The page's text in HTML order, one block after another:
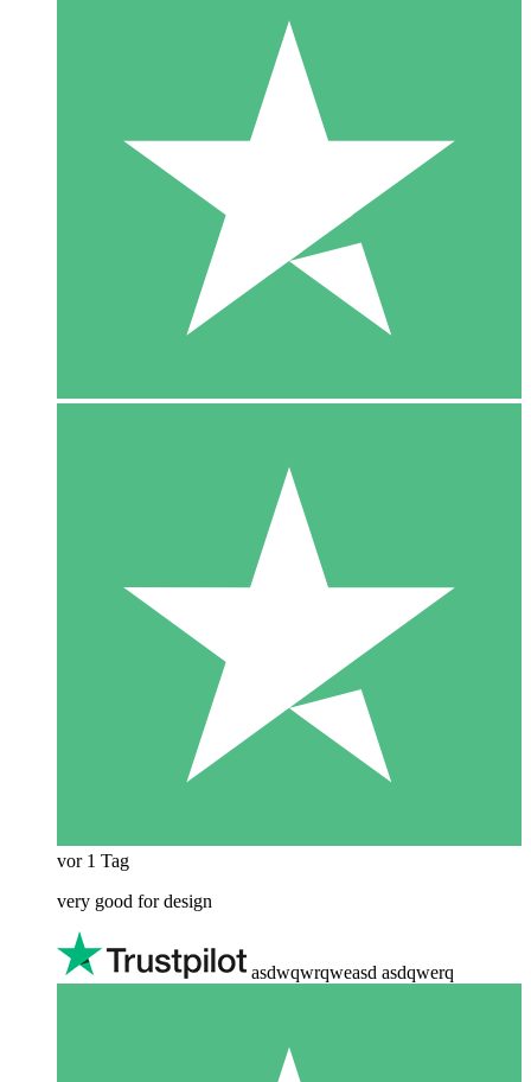
vor 1 Tag
very good for design
asdwqwrqweasd asdqwerq